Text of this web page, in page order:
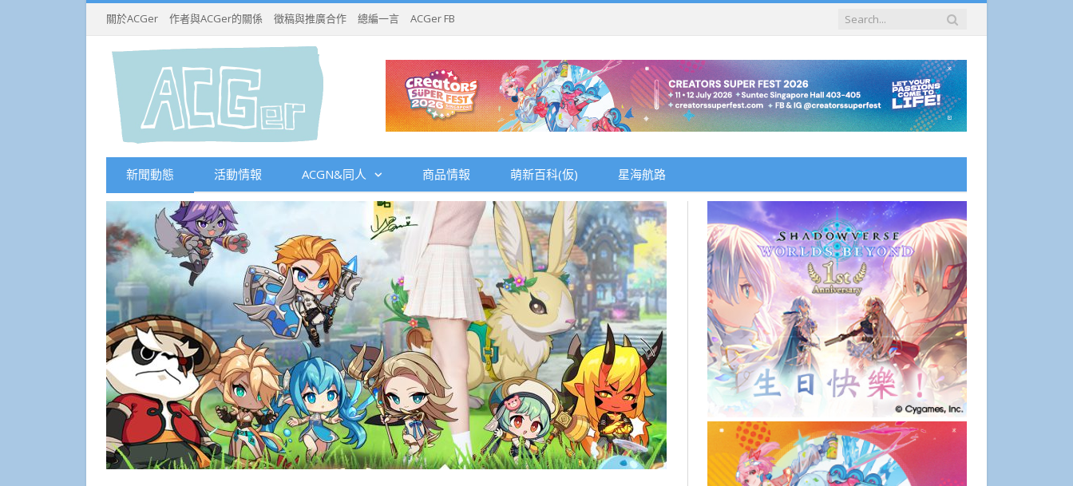
關於ACGer 作者與ACGer的關係 徵稿與推廣合作 總編一言 ACGer FB
新聞動態 活動情報 ACGN&同人 商品情報 萌新百科(仮) 星海航路